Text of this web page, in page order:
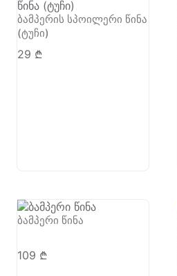
ბამპერის სპოილერი წინა
(ტუჩი)
29 ₾
ბამპერი წინა
109 ₾